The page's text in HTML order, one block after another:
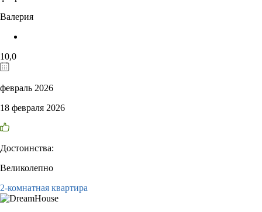
Валерия
10,0
февраль 2026
18 февраля 2026
Достоинства:
Великолепно
2-комнатная квартира